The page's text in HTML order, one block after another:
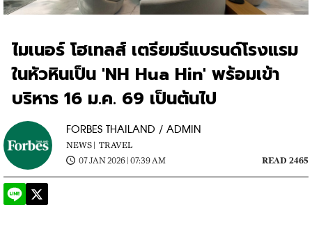
ไมเนอร์ โฮเทลส์ เตรียมรีแบรนด์โรงแรม
ในหัวหินเป็น 'NH Hua Hin' พร้อมเข้า
บริหาร 16 ม.ค. 69 เป็นต้นไป
FORBES THAILAND / ADMIN
NEWS | TRAVEL
07 JAN 2026 | 07:39 AM
READ 2465